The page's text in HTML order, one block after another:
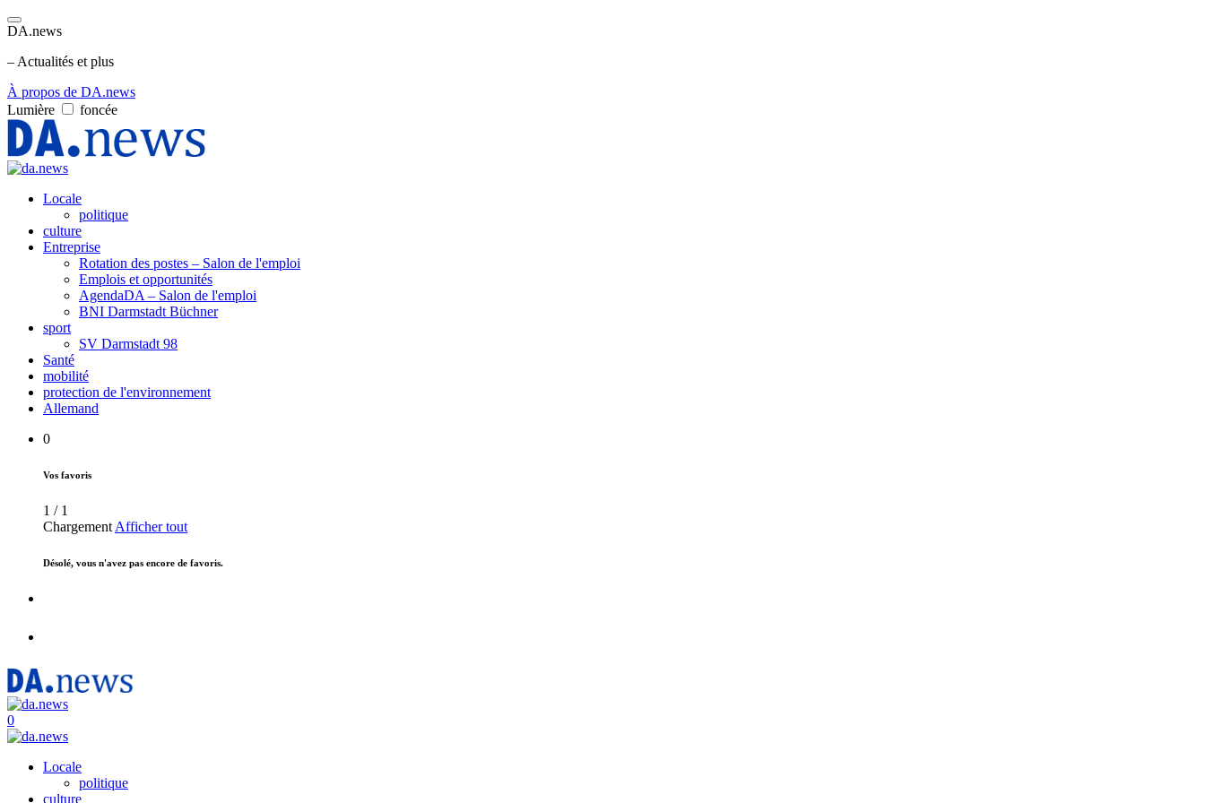
DA.news
– Actualités et plus
À propos de DA.news
Lumière
foncée
Locale
politique
culture
Entreprise
Rotation des postes – Salon de l'emploi
Emplois et opportunités
AgendaDA – Salon de l'emploi
BNI Darmstadt Büchner
sport
SV Darmstadt 98
Santé
mobilité
protection de l'environnement
Allemand
0
Vos favoris
1 / 1
Chargement Afficher tout
Désolé, vous n'avez pas encore de favoris.
0
Locale
politique
culture